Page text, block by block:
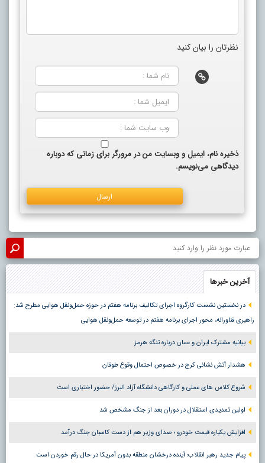
نظرتان را بیان کنید
ذخیره نام، ایمیل و وبسایت من در مرورگر برای زمانی که دوباره
دیدگاهی می‌نویسم.
آخرین خبرها
در نخستین نشست کارگروه اجرای تکالیف برنامه هفتم در حوزه حمل‌ونقل هوایی مطرح شد:
راهبری فناورانه، محور اجرای برنامه هفتم در توسعه حمل‌ونقل هوایی
بیانیه مشترک ایران و عمان درباره تنگه هرمز
هشدار آتش نشانی کرج در خصوص احتمال وقوع طوفان
شروع کلاس های عملی و کارگاهی دانشگاه آزاد البرز/ حضور اختیاری است
اولین تمدیدی استقلال در دوران بعد از جنگ مشخص شد
افزایش یکباره قیمت خودرو ؛ صدای وزیر هم از دست کاسبان جنگ درآمد
پیام جدید رهبر انقلاب؛ آینده درخشان منطقه بدون آمریکا در حال رقم خوردن است